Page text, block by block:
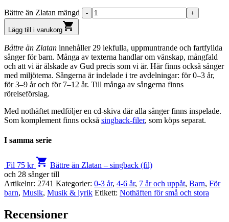
Bättre än Zlatan mängd
Lägg till i varukorgshopping_cart
Bättre än Zlatan innehåller 29 lekfulla, uppmuntrande och fartfyllda
sånger för barn. Många av texterna handlar om vänskap, mångfald
och att vi är älskade av Gud precis som vi är. Här finns också sånger
med miljötema. Sångerna är indelade i tre avdelningar: för 0–3 år,
för 3–9 år och för 7–12 år. Till många av sångerna finns
rörelseförslag.
Med nothäftet medföljer en cd-skiva där alla sånger finns inspelade.
Som komplement finns också singback-filer, som köps separat.
I samma serie
Fil 75 kr shopping_cart Bättre än Zlatan – singback (fil)
och 28 sånger till
Artikelnr: 2741 Kategorier: 0-3 år, 4-6 år, 7 år och uppåt, Barn, För
barn, Musik, Musik & lyrik Etikett: Nothäften för små och stora
Recensioner